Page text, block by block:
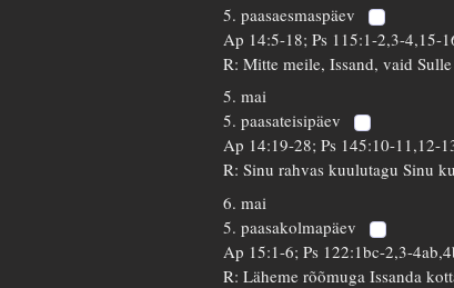
5. paasaesmaspäev
Ap 14:5-18; Ps 115:1-2,3-4,15-
R: Mitte meile, Issand, vaid
5. mai
5. paasateisipäev
Ap 14:19-28; Ps 145:10-11,12-
R: Sinu rahvas kuulutagu Sinu
6. mai
5. paasakolmapäev
Ap 15:1-6; Ps 122:1bc-2,3-
R: Läheme rõõmuga Issanda